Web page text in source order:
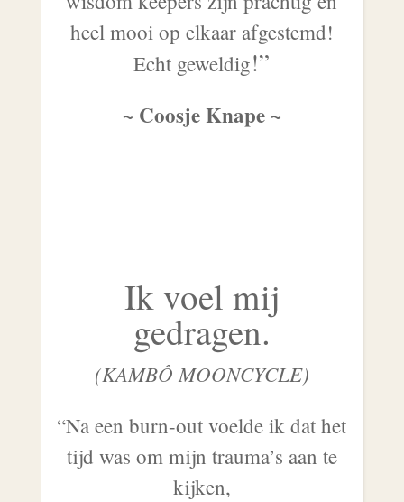
heel mooi op elkaar afgestemd!
Echt geweldig!”
~ Coosje Knape ~
Ik voel mij
gedragen.
(KAMBÔ MOONCYCLE)
“Na een burn-out voelde ik dat het
tijd was om mijn trauma’s aan te
kijken,